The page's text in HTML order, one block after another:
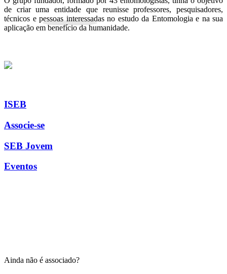
de criar uma entidade que reunisse professores, pesquisadores,
técnicos e pessoas interessadas no estudo da Entomologia e na sua
aplicação em benefício da humanidade.
ISEB
Associe-se
SEB Jovem
Eventos
Ainda não é associado?